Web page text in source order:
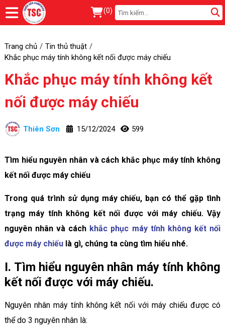
(0)
Trang chủ
Tin thủ thuật
Khắc phục máy tính không kết nối được máy chiếu
Khắc phục máy tính không kết
nối được máy chiếu
Thiên Sơn 15/12/2024 599
Tìm hiểu nguyên nhân và cách khắc phục máy tính không
kết nối được máy chiếu
Trong quá trình sử dụng máy chiếu, bạn có thể gặp tình
trạng máy tính không kết nối được với máy chiếu. Vậy
nguyên nhân và cách khắc phục máy tính không kết nối
được máy chiếulà gì, chúng ta cùng tìm hiểu nhé.
I. Tìm hiểu nguyên nhân máy tính không
kết nối được với máy chiếu.
Nguyên nhân máy tính không kết nối với máy chiếu được có
thể do 3 nguyên nhân là: